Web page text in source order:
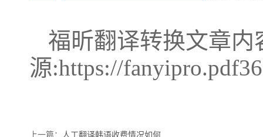
福昕翻译转换文章内
源:https://
上一篇： 人工翻译韩语收费情况如何